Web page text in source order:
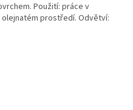
Použití: práce v
prostředí. Odvětví: